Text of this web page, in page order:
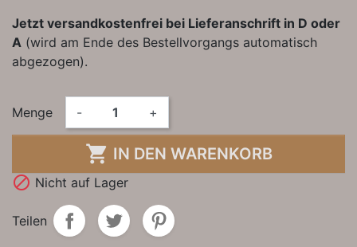
Jetzt versandkostenfrei bei Lieferanschrift in D oder
A (wird am Ende des Bestellvorgangs automatisch
abgezogen).
Menge - +
 IN DEN WARENKORB
 Nicht auf Lager
Teilen